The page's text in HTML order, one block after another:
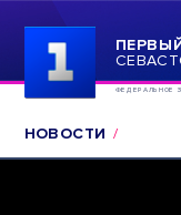
ФЕДЕРАЛЬНОЕ
НОВОСТИ